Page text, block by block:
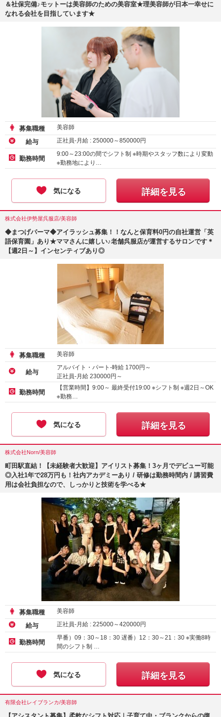
＆社保完備♪モットーは美容師のための美容室★理美容師が日本一幸せに
なれる会社を目指しています★
募集職種 美容師
給与 正社員-月給 : 250000～850000円
勤務時間
9:00～23:00の間でシフト制 ※時期やスタッフ数により変動
※勤務地により…
気になる 詳細を見る
株式会社伊勢屋呉服店/美容師
◆まつげパーマ◆アイラッシュ募集！！なんと保育料0円の自社運営「英
語保育園」あり★ママさんに嬉しい♪老舗呉服店が運営するサロンです＊
【週2日～】インセンティブあり◎
募集職種 美容師
給与
アルバイト・パート-時給 1700円～
正社員-月給 230000円～
勤務時間
【営業時間】9:00～ 最終受付19:00 ※シフト制 ※週2日～OK
※勤務…
気になる 詳細を見る
株式会社Norn/美容師
町田駅直結！【未経験者大歓迎】アイリスト募集！3ヶ月でデビュー可能
◎入社1年で28万円も！社内アカデミーあり / 研修は勤務時間内 / 講習費
用は会社負担なので、しっかりと技術を学べる★
募集職種 美容師
給与 正社員-月給 : 225000～420000円
勤務時間
早番）09：30～18：30 遅番）12：30～21：30 ※実働8時
間のシフト制 …
気になる 詳細を見る
有限会社レイブランカ/美容師